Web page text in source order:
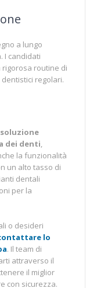
a lungo
I candidati
routine di
regolari.
dei denti,
la funzionalità
un alto tasso di
dentali
per la
o desideri
lo
. Il team di
attraverso il
il miglior
con sicurezza.